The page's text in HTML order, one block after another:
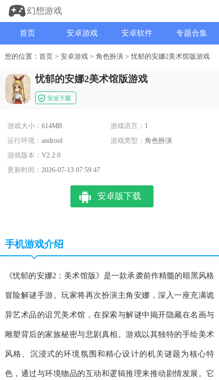
幻想游戏
首页 安卓游戏 安卓软件 专题合集
您的位置： 首页 > 安卓游戏 > 角色扮演 >忧郁的安娜2美术馆版游戏
忧郁的安娜2美术馆版游戏
安全下载
游戏大小： 614MB 游戏语言： 1
运行环境： android 游戏类型：角色扮演
游戏版本： V2.2.0
更新时间： 2026-07-13 07:59:47
安卓版下载
手机游戏介绍
《忧郁的安娜2：美术馆版》是一款承袭前作精髓的暗黑风格
冒险解谜手游。玩家将再次扮演主角安娜，深入一座充满诡
异艺术品的诅咒美术馆，在探索与解谜中揭开隐藏在名画与
雕塑背后的家族秘密与悲剧真相。游戏以其独特的手绘美术
风格、沉浸式的环境氛围和精心设计的机关谜题为核心特
色，通过与环境物品的互动和逻辑推理来推动剧情发展。它